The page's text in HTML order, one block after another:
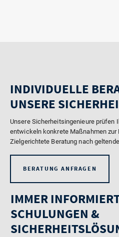
INDIVIDUELLE
UNSERE
Unsere Sicherheitsingenieure prüfen
entwickeln konkrete Maßnahmen zur
Zielgerichtete Beratung nach
BERATUNG ANFRAGEN
IMMER
SCHULUNGEN &